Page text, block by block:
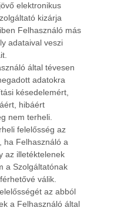
elektronikus
kizárja
Felhasználó más
adataival veszi
által tévesen
adatokra
késedelemért,
hibáért
nem terheli.
felelősség az
ha Felhasználó a
az illetéktelenek
a Szolgáltatónak
válik.
az abból
a Felhasználó által